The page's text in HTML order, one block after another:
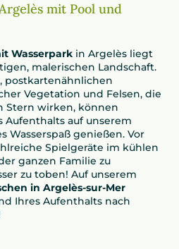
mit Pool und
Wasserpark in Argelès liegt
malerischen Landschaft.
postkartenähnlichen
Vegetation und Felsen, die
Stern wirken, können
Aufenthalts auf unserem
Wasserspaß genießen. Vor
Spielgeräte im kühlen
ganzen Familie zu
zu toben! Auf unserem
in Argelès-sur-Mer
Ihres Aufenthalts nach